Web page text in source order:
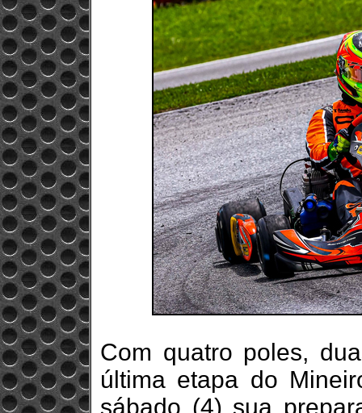
Com quatro poles,
última etapa do
sábado (4) sua